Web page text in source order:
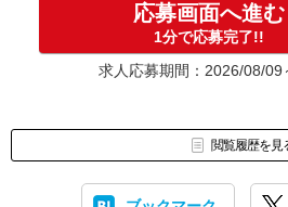
［4］ 採用決定のご連絡。勤務開始日も
【電話受付】
応募画面へ進む
1分で応募完了!!
求人応募期間：2026/08/09
閲覧履歴を見